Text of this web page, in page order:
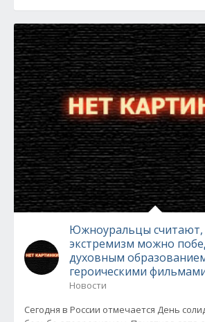
Южноуральцы считают,
экстремизм можно
духовным
героическими
Новости
Сегодня в России отмечается День